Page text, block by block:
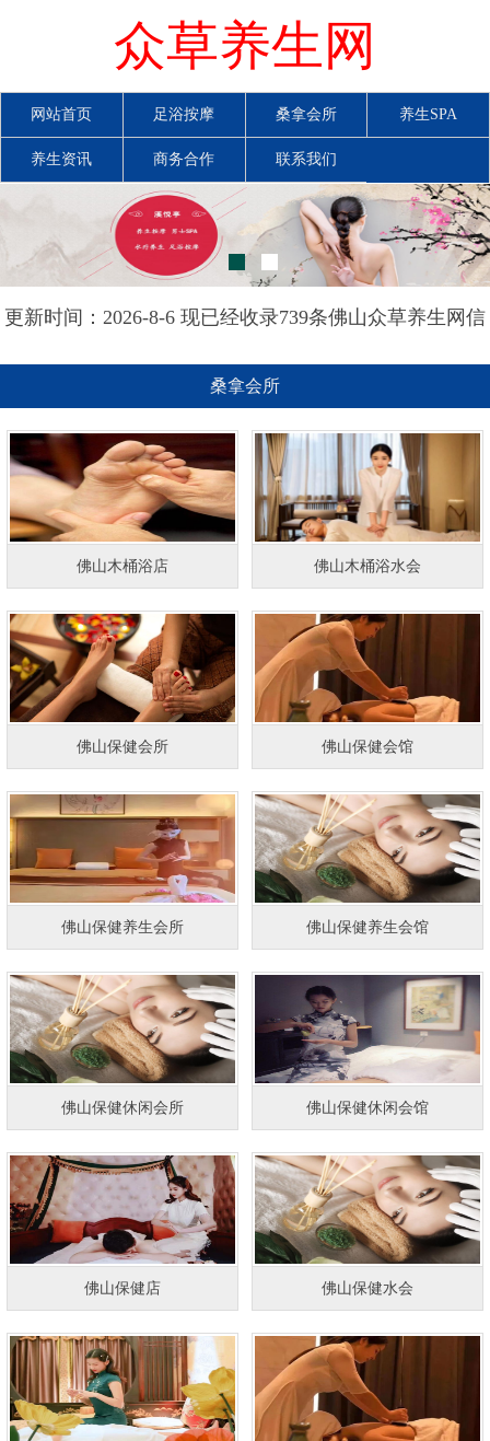
众草养生网
网站首页 足浴按摩 桑拿会所 养生SPA
养生资讯 商务合作 联系我们
更新时间：2026-8-6 现已经收录739条佛山众草养生网信
桑拿会所
佛山木桶浴店 佛山木桶浴水会
佛山保健会所 佛山保健会馆
佛山保健养生会所 佛山保健养生会馆
佛山保健休闲会所 佛山保健休闲会馆
佛山保健店 佛山保健水会